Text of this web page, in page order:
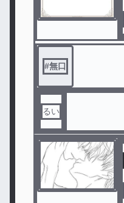
#無口
るい